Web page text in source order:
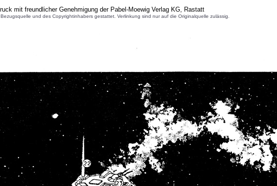
mit freundlicher Genehmigung der Pabel-Moewig Verlag KG, Rastatt
und des Copyrightinhabers gestattet. Verlinkung sind nur auf die Originalquelle zulässig.